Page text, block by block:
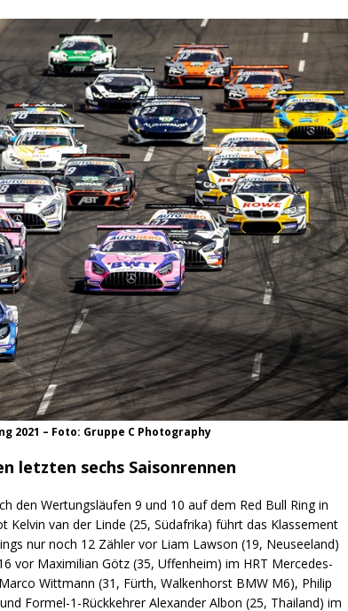
2021 – Foto: Gruppe C Photography
letzten sechs Saisonrennen
den Wertungsläufen 9 und 10 auf dem Red Bull Ring in
Kelvin van der Linde (25, Südafrika) führt das Klassement
nur noch 12 Zähler vor Liam Lawson (19, Neuseeland)
vor Maximilian Götz (35, Uffenheim) im HRT Mercedes-
Wittmann (31, Fürth, Walkenhorst BMW M6), Philip
Formel-1-Rückkehrer Alexander Albon (25, Thailand) im